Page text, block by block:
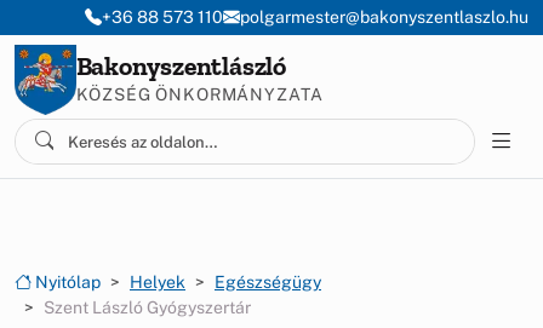
Ugrás a menüre
Ugrás a tartalomra
+36 88 573 110 polgarmester@bakonyszentlaszlo.hu
Bakonyszentlászló
KÖZSÉG ÖNKORMÁNYZATA
Nyitólap Helyek
Egészségügy
Szent László Gyógyszertár